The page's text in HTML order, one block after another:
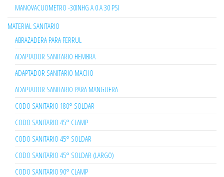
MANOVACUOMETRO -30INHG A 0 A 30 PSI
MATERIAL SANITARIO
ABRAZADERA PARA FERRUL
ADAPTADOR SANITARIO HEMBRA
ADAPTADOR SANITARIO MACHO
ADAPTADOR SANITARIO PARA MANGUERA
CODO SANITARIO 180° SOLDAR
CODO SANITARIO 45° CLAMP
CODO SANITARIO 45° SOLDAR
CODO SANITARIO 45° SOLDAR (LARGO)
CODO SANITARIO 90° CLAMP